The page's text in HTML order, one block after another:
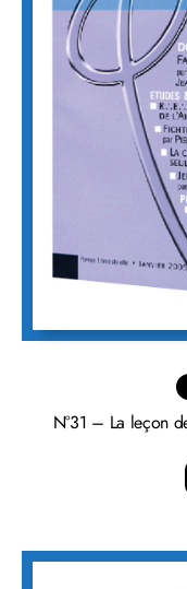
N°31 – La leçon